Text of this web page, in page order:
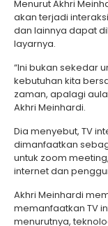
Menurut Akhri
akan terjadi
dan lainnya dapat
layarnya.
“Ini bukan sekedar
kebutuhan kita
zaman, apalagi
Akhri Meinhardi.
Dia menyebut, TV
dimanfaatkan
untuk zoom
internet dan
Akhri Meinhardi
memanfaatkan TV
menurutnya,